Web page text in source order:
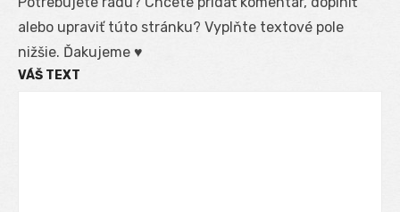
alebo upraviť túto stránku? Vyplňte textové pole
nižšie. Ďakujeme ♥
VÁŠ TEXT